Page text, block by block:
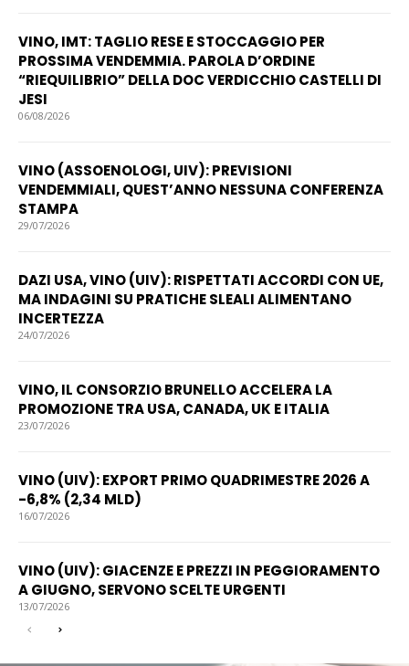
VINO, IMT: TAGLIO RESE E STOCCAGGIO PER
PROSSIMA VENDEMMIA. PAROLA D’ORDINE
“RIEQUILIBRIO” DELLA DOC VERDICCHIO CASTELLI DI
JESI
06/08/2026
VINO (ASSOENOLOGI, UIV): PREVISIONI
VENDEMMIALI, QUEST’ANNO NESSUNA CONFERENZA
STAMPA
29/07/2026
DAZI USA, VINO (UIV): RISPETTATI ACCORDI CON UE,
MA INDAGINI SU PRATICHE SLEALI ALIMENTANO
INCERTEZZA
24/07/2026
VINO, IL CONSORZIO BRUNELLO ACCELERA LA
PROMOZIONE TRA USA, CANADA, UK E ITALIA
23/07/2026
VINO (UIV): EXPORT PRIMO QUADRIMESTRE 2026 A
-6,8% (2,34 MLD)
16/07/2026
VINO (UIV): GIACENZE E PREZZI IN PEGGIORAMENTO
A GIUGNO, SERVONO SCELTE URGENTI
13/07/2026